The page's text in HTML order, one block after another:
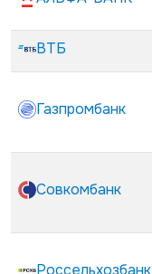
ВТБ
Газпромбанк
Совкомбанк
Россельхозбанк